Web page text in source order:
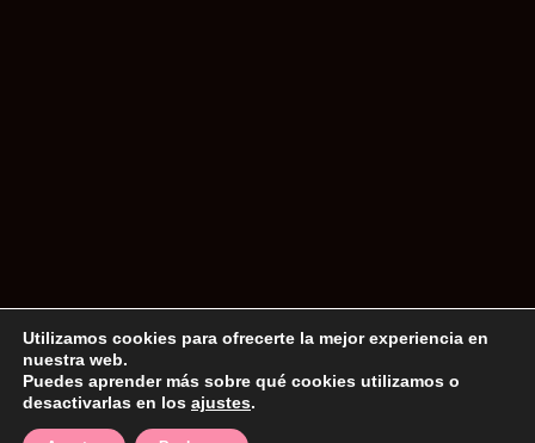
Hecho con porMarketing para dentistas
Utilizamos cookies para ofrecerte la mejor experiencia en
nuestra web.
Puedes aprender más sobre qué cookies utilizamos o
desactivarlas en los ajustes.